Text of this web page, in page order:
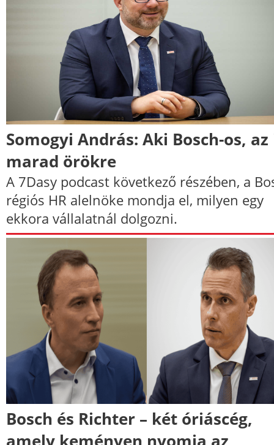
Somogyi András: Aki Bosch-os, az
marad örökre
A 7Dasy podcast következő részében, a
régiós HR alelnöke mondja el, milyen egy
ekkora vállalatnál dolgozni.
Bosch és Richter – két óriáscég,